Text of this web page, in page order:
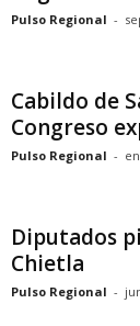
Pulso Regional -
Cabildo de
Congreso
Pulso Regional -
Diputados
Chietla
Pulso Regional -